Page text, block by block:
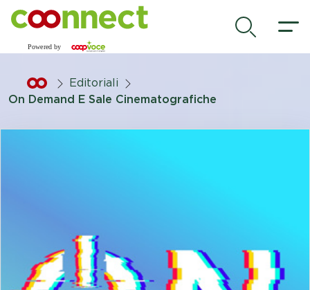
Vai al contenuto principale
Editoriali
On Demand E Sale Cinematografiche